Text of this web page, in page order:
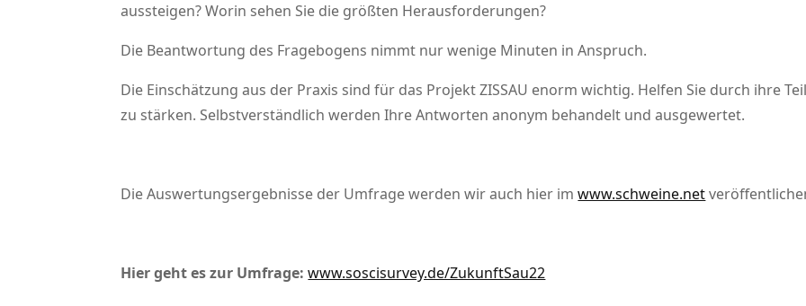
aussteigen? Worin sehen Sie die größten Herausforderungen?
Die Beantwortung des Fragebogens nimmt nur wenige Minuten in Anspruch.
Die Einschätzung aus der Praxis sind für das Projekt ZISSAU enorm wichtig. Helfen Sie durch ihre
zu stärken. Selbstverständlich werden Ihre Antworten anonym behandelt und ausgewertet.
Die Auswertungsergebnisse der Umfrage werden wir auch hier imwww.schweine.net
Hier geht es zur Umfrage:www.soscisurvey.de/ZukunftSau22